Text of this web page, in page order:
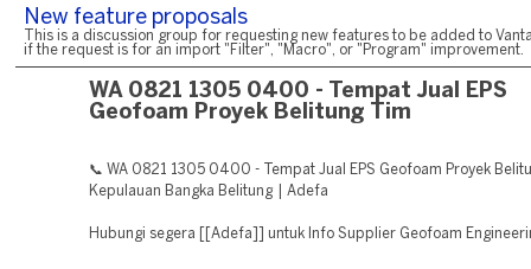
New feature proposals
This is a discussion group for requesting new features to be added to
if the request is for an import "Filter", "Macro", or "Program" improvement.
WA 0821 1305 0400 - Tempat Jual EPS
Geofoam Proyek Belitung Tim
📞 WA 0821 1305 0400 - Tempat Jual EPS Geofoam Proyek
Kepulauan Bangka Belitung | Adefa
Hubungi segera [[Adefa]] untuk Info Supplier Geofoam